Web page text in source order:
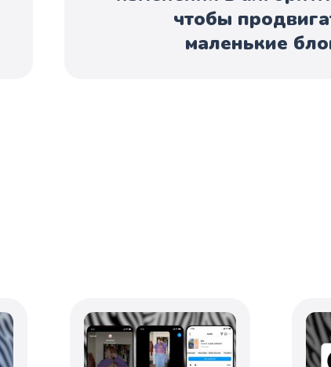
чтобы
маленькие